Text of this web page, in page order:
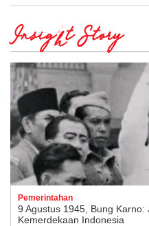
Insight Story
Pemerintahan
9 Agustus 1945, Bung
Kemerdekaan Indonesia